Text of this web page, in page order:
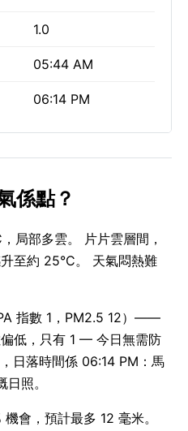
1.0
05:44 AM
06:14 PM
係點？
局部多雲。 片片雲層間，
至約 25°C。 天氣悶熱難
指數 1，PM2.5 12）——
低，只有 1 — 今日無需防
日落時間係 06:14 PM：馬
照。
會，預計最多 12 毫米。